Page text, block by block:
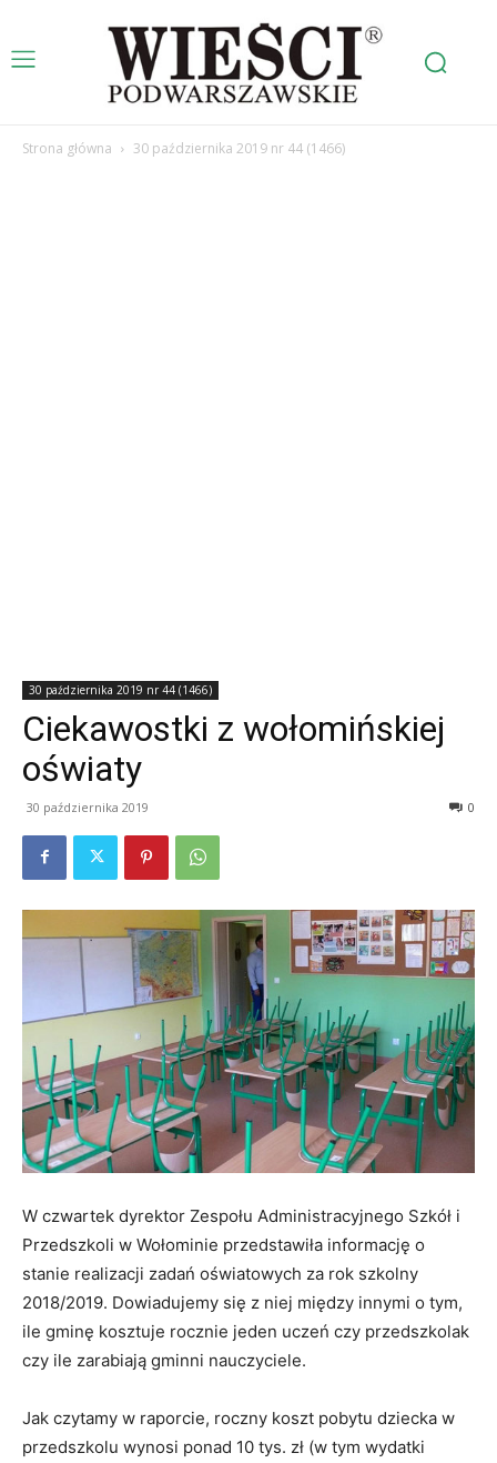
Strona główna 30 października 2019 nr 44 (1466)
30 października 2019 nr 44 (1466)
Ciekawostki z wołomińskiej
oświaty
30 października 2019 0
W czwartek dyrektor Zespołu Administracyjnego Szkół i
Przedszkoli w Wołominie przedstawiła informację o
stanie realizacji zadań oświatowych za rok szkolny
2018/2019. Dowiadujemy się z niej między innymi o tym,
ile gminę kosztuje rocznie jeden uczeń czy przedszkolak
czy ile zarabiają gminni nauczyciele.
Jak czytamy w raporcie, roczny koszt pobytu dziecka w
przedszkolu wynosi ponad 10 tys. zł (w tym wydatki